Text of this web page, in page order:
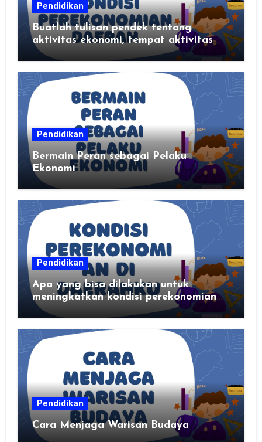
Pendidikan
Buatlah tulisan pendek tentang
aktivitas ekonomi, tempat aktivitas
ekonomi, dan hasil produksi daerah
kalian
Pendidikan
Bermain Peran sebagai Pelaku
Ekonomi
Pendidikan
Apa yang bisa dilakukan untuk
meningkatkan kondisi perekonomian
daerahku?
Pendidikan
Cara Menjaga Warisan Budaya